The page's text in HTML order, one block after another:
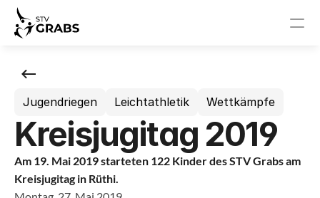
Events
STV Grabs
News
Jugendriegen Leichtathletik Wettkämpfe
Kreisjugitag 2019
Am 19. Mai 2019 starteten 122 Kinder des STV Grabs am
Kreisjugitag in Rüthi.